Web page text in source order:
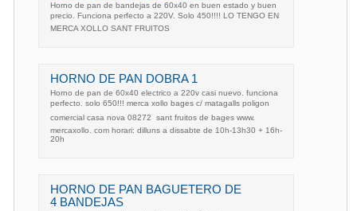
Horno de pan de bandejas de 60x40 en buen estado y buen
precio. Funciona perfecto a 220V. Solo 450!!!! LO TENGO EN
MERCA XOLLO SANT FRUITOS
HORNO DE PAN DOBRA 1
Horno de pan de 60x40 electrico a 220v casi nuevo. funciona
perfecto. solo 650!!! merca xollo bages c/ matagalls poligon
comercial casa nova 08272  sant fruitos de bages www.
mercaxollo. com horari: dilluns a dissabte de 10h-13h30 + 16h-
20h
HORNO DE PAN BAGUETERO DE
4 BANDEJAS